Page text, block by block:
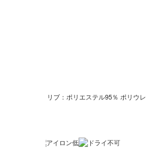
コットン15％ リブ：ポリエステル95％ ポリウレ